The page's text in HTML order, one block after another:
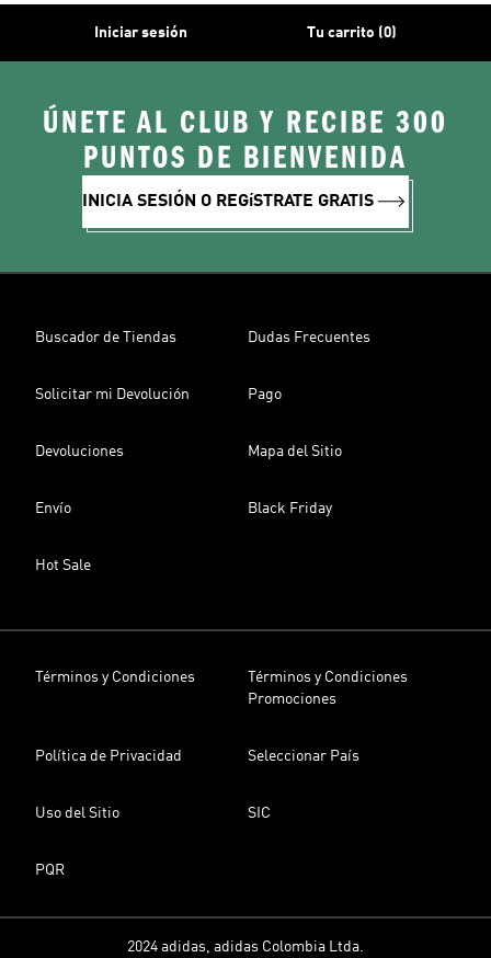
Iniciar sesión Tu carrito (0)
ÚNETE AL CLUB Y RECIBE 300
PUNTOS DE BIENVENIDA
INICIA SESIÓN O REGíSTRATE GRATIS
Buscador de Tiendas Dudas Frecuentes
Solicitar mi Devolución Pago
Devoluciones Mapa del Sitio
Envío Black Friday
Hot Sale
Términos y Condiciones
Términos y Condiciones
Promociones
Política de Privacidad Seleccionar País
Uso del Sitio SIC
PQR
2024 adidas, adidas Colombia Ltda.